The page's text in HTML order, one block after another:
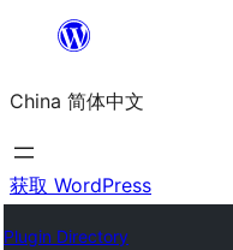
内
容
China 简体中文
获取 WordPress
Plugin Directory